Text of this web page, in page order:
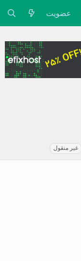
عضویت
غیر منقول